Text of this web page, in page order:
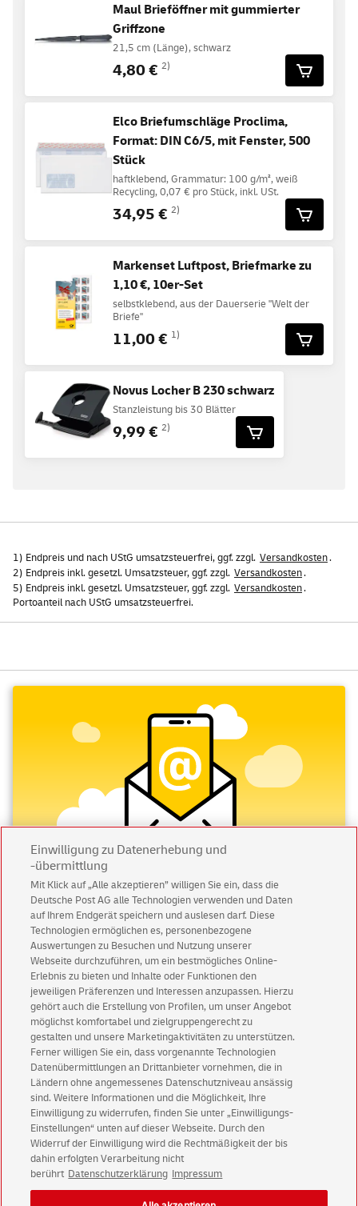
Maul Brieföffner mit gummierter
Griffzone
21,5 cm (Länge), schwarz
4,80 € 2)
Elco Briefumschläge Proclima,
Format: DIN C6/5, mit Fenster, 500
Stück
haftklebend, Grammatur: 100 g/m², weiß
Recycling, 0,07 € pro Stück, inkl. USt.
34,95 € 2)
Markenset Luftpost, Briefmarke zu
1,10 €, 10er-Set
selbstklebend, aus der Dauerserie "Welt der
Briefe"
11,00 € 1)
Novus Locher B 230 schwarz
Stanzleistung bis 30 Blätter
9,99 € 2)
1) Endpreis und nach UStG umsatzsteuerfrei, ggf. zzgl. Versandkosten.
2) Endpreis inkl. gesetzl. Umsatzsteuer, ggf. zzgl. Versandkosten.
5) Endpreis inkl. gesetzl. Umsatzsteuer, ggf. zzgl. Versandkosten.
Portoanteil nach UStG umsatzsteuerfrei.
Abonnieren Sie unseren Newsletter
Immer informiert über exklusive Angebote und
Aktionen - jetzt mit Vorteil
Privatkundensichern sich einen5 € Gutschein
für POSTSCAN!
Geschäftskundenerhalten einen5 € Gutschein
für Briefmarke individuell!
Zur Newsletter-Anmeldung
© Sat Aug 08 14:08:52 CEST 2026 Deutsche Post AG
Impressum
Datenschutz
Einwilligung zu Datenerhebung und
-übermittlung
Mit Klick auf „Alle akzeptieren” willigen Sie ein, dass die
Deutsche Post AG alle Technologien verwenden und Daten
auf Ihrem Endgerät speichern und auslesen darf. Diese
Technologien ermöglichen es, personenbezogene
Auswertungen zu Besuchen und Nutzung unserer
Webseite durchzuführen, um ein bestmögliches Online-
Erlebnis zu bieten und Inhalte oder Funktionen den
jeweiligen Präferenzen und Interessen anzupassen. Hierzu
gehört auch die Erstellung von Profilen, um unser Angebot
möglichst komfortabel und zielgruppengerecht zu
gestalten und unsere Marketingaktivitäten zu unterstützen.
Ferner willigen Sie ein, dass vorgenannte Technologien
Datenübermittlungen an Drittanbieter vornehmen, die in
Ländern ohne angemessenes Datenschutzniveau ansässig
sind. Weitere Informationen und die Möglichkeit, Ihre
Einwilligung zu widerrufen, finden Sie unter „Einwilligungs-
Einstellungen“ unten auf dieser Webseite. Durch den
Widerruf der Einwilligung wird die Rechtmäßigkeit der bis
dahin erfolgten Verarbeitung nicht
berührt Datenschutzerklärung Impressum